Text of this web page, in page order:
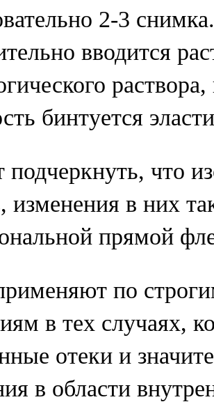
2-3
вводится
раствора,
бинтуется
подчеркнуть, что
изменения в них
прямой
по
в тех случаях,
отеки и
в области